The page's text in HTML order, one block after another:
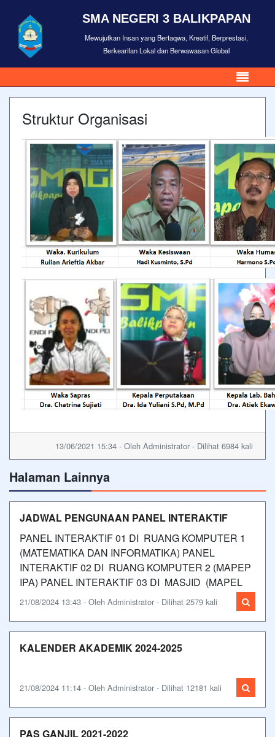
SMA NEGERI 3 BALIKPAPAN
Mewujutkan Insan yang Bertaqwa, Kreatif, Berprestasi,
Berkearifan Lokal dan Berwawasan Global
Struktur Organisasi
13/06/2021 15:34 - Oleh Administrator - Dilihat 6984 kali
Halaman Lainnya
JADWAL PENGUNAAN PANEL INTERAKTIF
PANEL INTERAKTIF 01 DI RUANG KOMPUTER 1
(MATEMATIKA DAN INFORMATIKA) PANEL
INTERAKTIF 02 DI RUANG KOMPUTER 2 (MAPEP
IPA) PANEL INTERAKTIF 03 DI MASJID (MAPEL
21/08/2024 13:43 - Oleh Administrator - Dilihat 2579 kali
KALENDER AKADEMIK 2024-2025
21/08/2024 11:14 - Oleh Administrator - Dilihat 12181 kali
PAS GANJIL 2021-2022